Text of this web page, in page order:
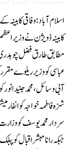
اسلام آباد: وفاقی
کابینہ ڈویژن نے وزیر
مطابق طارق فضل چوہدری
عباسی کو وزیر ریلوے
آبی وسائل، محمد جنید
شزہ فاطمہ خواجہ کو
سردار محمد یوسف کو
جبکہ رانا مبشر اقبال کو